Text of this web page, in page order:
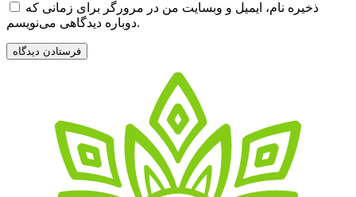
ذخیره نام، ایمیل و وبسایت من در مرورگر برای زمانی که
دوباره دیدگاهی می‌نویسم.